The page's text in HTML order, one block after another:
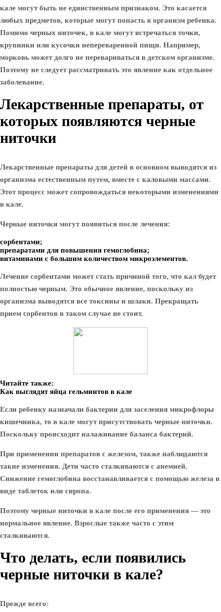
кале могут быть не единственным признаком. Это касается
любых предметов, которые могут попасть в организм ребенка.
Помимо черных ниточек, в кале могут встречаться точки,
крупинки или кусочки непереваренной пищи. Например,
морковь может долго не перевариваться в детском организме.
Поэтому не следует рассматривать это явление как отдельное
заболевание.
Лекарственные препараты, от
которых появляются черные
ниточки
Лекарственные препараты для детей в основном выводятся из
организма естественным путем, вместе с каловыми массами.
Этот процесс может сопровождаться некоторыми изменениями
в кале.
Черные ниточки могут появиться после лечения:
сорбентами;
препаратами для повышения гемоглобина;
витаминами с большим количеством микроэлементов.
Лечение сорбентами может стать причиной того, что кал будет
полностью черным. Это обычное явление, поскольку из
организма выводятся все токсины и шлаки. Прекращать
прием сорбентов в таком случае не стоит.
Читайте также:
Как выглядят яйца гельминтов в кале
Если ребенку назначали бактерии для заселения микрофлоры
кишечника, то в кале могут присутствовать черные ниточки.
Поскольку происходит налаживание баланса бактерий.
При применении препаратов с железом, также наблюдаются
такие изменения. Дети часто сталкиваются с анемией.
Снижение гемоглобина восстанавливается с помощью железа в
виде таблеток или сиропа.
Поэтому черные ниточки в кале после его применения — это
нормальное явление. Взрослые также часто с этим
сталкиваются.
Что делать, если появились
черные ниточки в кале?
Прежде всего: